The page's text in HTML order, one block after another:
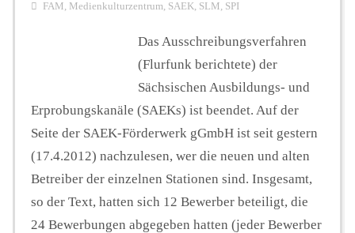
FAM, Medienkulturzentrum, SAEK, SLM, SPI
Das Ausschreibungsverfahren
(Flurfunk berichtete) der
Sächsischen Ausbildungs- und
Erprobungskanäle (SAEKs) ist beendet. Auf der
Seite der SAEK-Förderwerk gGmbH ist seit gestern
(17.4.2012) nachzulesen, wer die neuen und alten
Betreiber der einzelnen Stationen sind. Insgesamt,
so der Text, hatten sich 12 Bewerber beteiligt, die
24 Bewerbungen abgegeben hatten (jeder Bewerber